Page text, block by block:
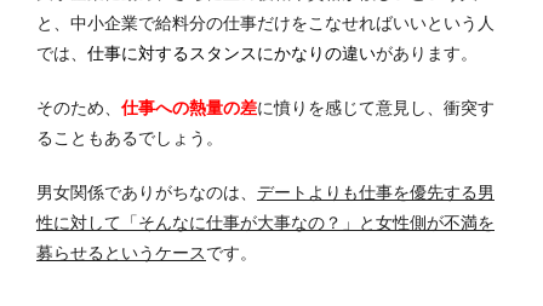
と、中小企業で給料分の仕事だけをこなせればいいという人
では、 仕事に対するスタンスにかなりの違いがあります。
そのため、 仕事への熱量の差に憤りを感じて意見し、衝突す
ることもあるでしょう。
男女関係でありがちなのは、 デートよりも仕事を優先する男
性に対して「そんなに仕事が大事なの？」と女性側が不満を
募らせるというケースです。